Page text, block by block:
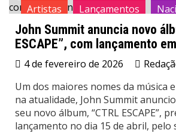
Artistas Lançamentos
News
Notícias
John Summit anuncia novo
ESCAPE”, com lançamento
4 de fevereiro de 2026
Um dos maiores nomes da música
na atualidade, John Summit
seu novo álbum, “CTRL ESCAPE”,
lançamento no dia 15 de abril, pelo